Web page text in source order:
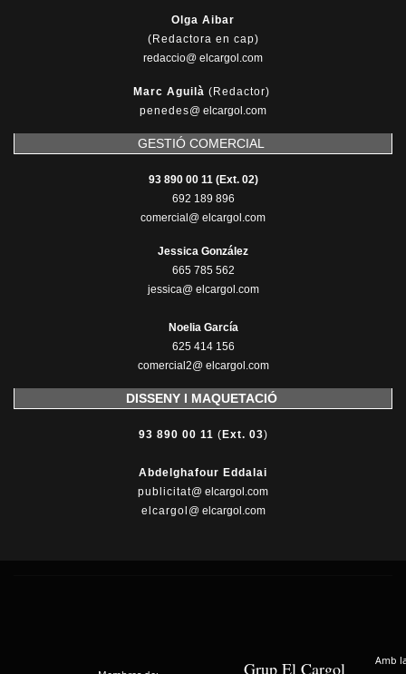
Olga Aibar
(Redactora en cap)
redaccio@ elcargol.com
Marc Aguilà (Redactor)
penedes@ elcargol.com
GESTIÓ COMERCIAL
93 890 00 11 (Ext. 02)
692 189 896
comercial@ elcargol.com
Jessica González
665 785 562
jessica@ elcargol.com
Noelia García
625 414 156
comercial2@ elcargol.com
DISSENY I MAQUETACIÓ
93 890 00 11 ( Ext. 03)
Abdelghafour Eddalai
publicitat@ elcargol.com
elcargol @ elcargol.com
Grup El Cargol Amb